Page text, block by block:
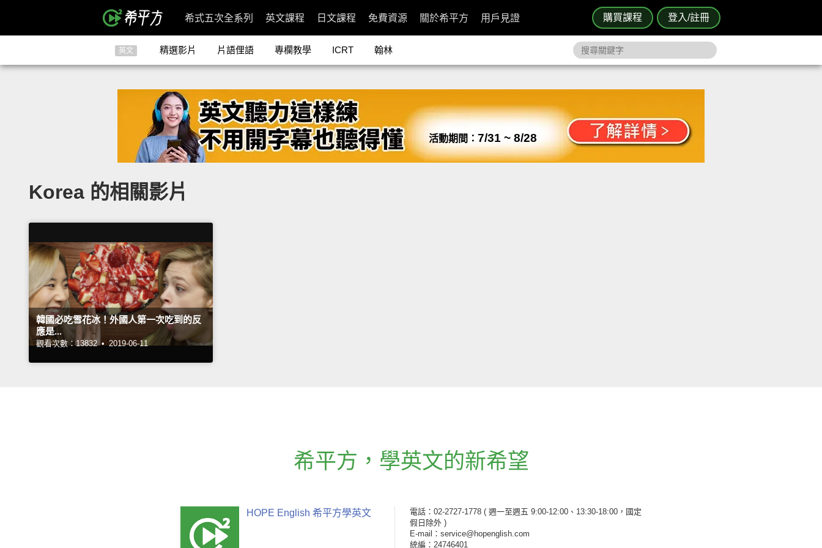
購買課程 登入/註冊
希式五次全系列 英文課程 日文課程 免費資源 關於希平方 用戶見證
英文 精選影片 片語俚語 專欄教學 ICRT 翰林
活動期間： 7/31 ~ 8/28
Korea 的相關影片
韓國必吃雪花冰！外國人第一次吃到的反
應是...
觀看次數：13832 • 2019-06-11
希平方 ， 學英文的新希望
HOPE English 希平方學英文 電話：02-2727-1778 ( 週一至週五 9:00-12:00、13:30-18:00，國定
假日除外 )
E-mail：service@hopenglish.com
統編：24746401